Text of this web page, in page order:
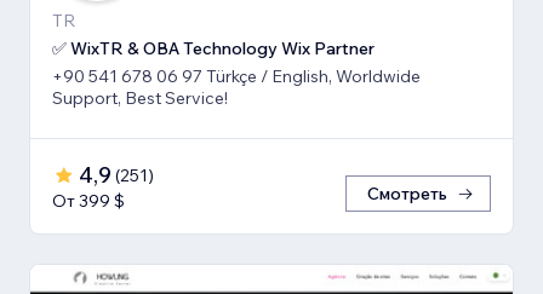
TR
✅ WixTR & OBA Technology Wix Partner
+90 541 678 06 97 Türkçe / English, Worldwide
Support, Best Service!
4,9 (251)
От 399 $
Смотреть